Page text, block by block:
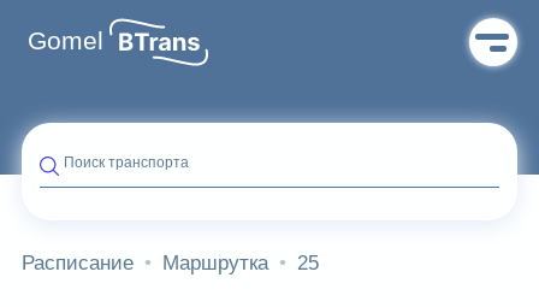
Gomel
Поиск транспорта
Расписание Маршрутка 25